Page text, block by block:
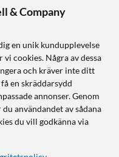
& Company
en unik kundupplevelse
cookies. Några av dessa
och kräver inte ditt
en skräddarsydd
annonser. Genom
användandet av sådana
du vill godkänna via